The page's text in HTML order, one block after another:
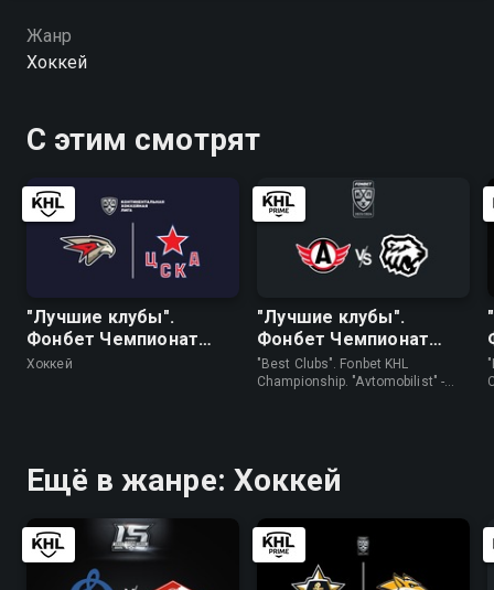
Жанр
Хоккей
С этим смотрят
"Лучшие клубы".
Фонбет Чемпионат
КХЛ. "Авангард" - ЦСКА
Хоккей
"Лучшие клубы".
Фонбет Чемпионат
КХЛ. "Автомобилист" -
"Трактор"
"Best Clubs". Fonbet KHL
Championship. "Avtomobilist" -
Ещё в жанре: Хоккей